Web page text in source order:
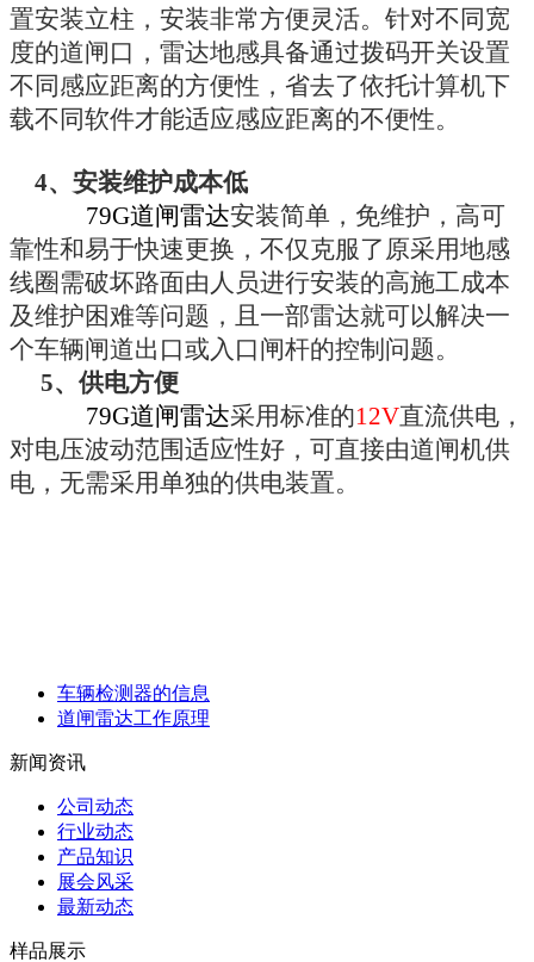
置安装立柱，安装非常方便灵活。针对不同宽
度的道闸口，雷达地感具备通过拨码开关设置
不同感应距离的方便性，省去了依托计算机下
载不同软件才能适应感应距离的不便性。
4、 安装维护成本低
79G道闸雷达安装简单，免维护，高可
靠性和易于快速更换，不仅克服了原采用地感
线圈需破坏路面由人员进行安装的高施工成本
及维护困难等问题，且一部雷达就可以解决一
个车辆闸道出口或入口闸杆的控制问题。
5、 供电方便
79G道闸雷达采用标准的12V直流供电，
对电压波动范围适应性好，可直接由道闸机供
电，无需采用单独的供电装置。
车辆检测器的信息
道闸雷达工作原理
新闻资讯
公司动态
行业动态
产品知识
展会风采
最新动态
样品展示